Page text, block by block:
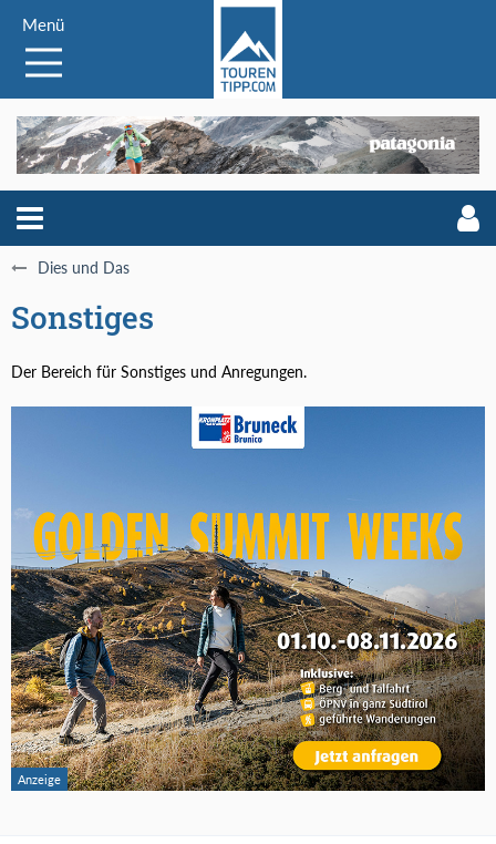
Menü
Dies und Das
Sonstiges
Der Bereich für Sonstiges und Anregungen.